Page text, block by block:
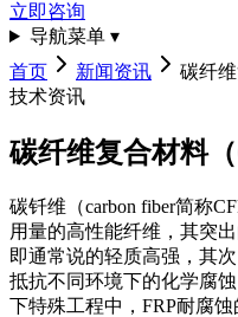
立即咨询
导航菜单 ▾
首页
新闻资讯
碳纤维
技术资讯
碳纤维复合材料（
碳钎维（carbon fiber简称
用量的高性能纤维，其突
即通常说的轻质高强，其
抵抗不同环境下的化学腐
下特殊工程中，FRP耐腐